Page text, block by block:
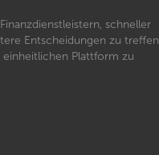
schneller
Entscheidungen zu treffen
Plattform zu